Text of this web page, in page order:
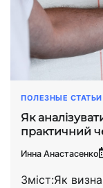
ПОЛЕЗНЫЕ СТАТЬИ
Як
практичний
Инна Анастасенко
Зміст:Як